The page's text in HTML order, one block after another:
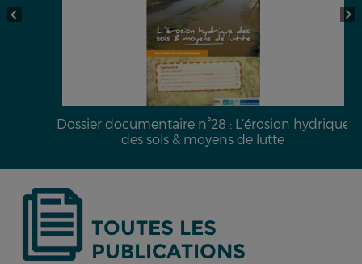
Dossier documentaire n°28 : L’érosion hydrique
des sols & moyens de lutte
TOUTES LES
PUBLICATIONS